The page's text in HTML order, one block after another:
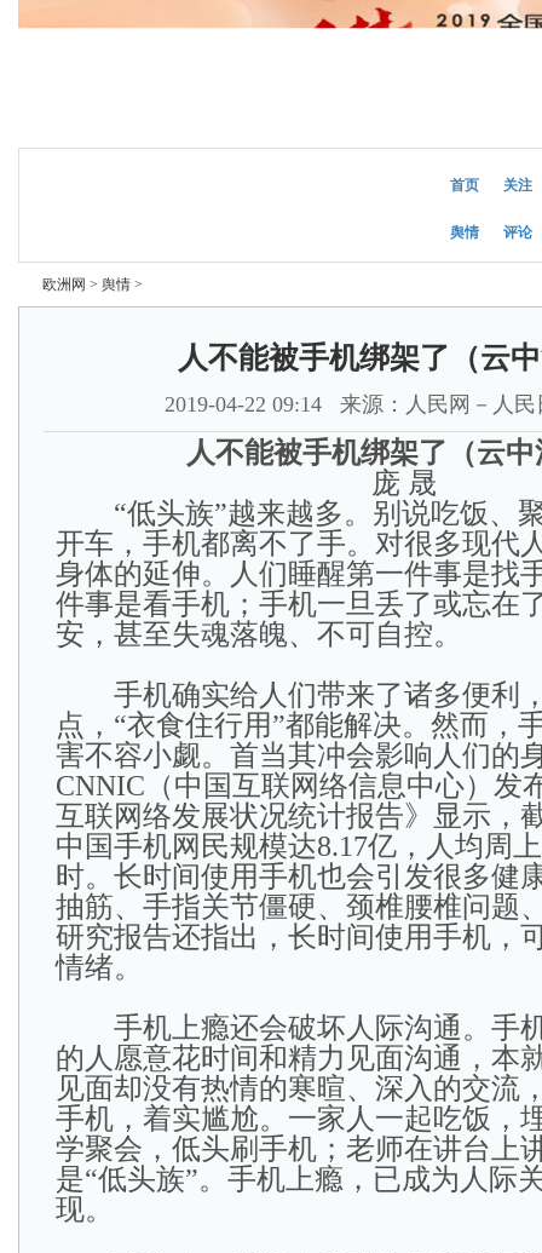
首页 关注
舆情 评论
欧洲网 > 舆情 >
人不能被手机绑架了（云
2019-04-22 09:14 来源：人民网－人民
人不能被手机绑架了（云
庞 晟
“低头族”越来越多。别说吃饭、
开车，手机都离不了手。对很多现代
身体的延伸。人们睡醒第一件事是找
件事是看手机；手机一旦丢了或忘在
安，甚至失魂落魄、不可自控。
手机确实给人们带来了诸多便利
点，“衣食住行用”都能解决。然而，
害不容小觑。首当其冲会影响人们的
CNNIC（中国互联网络信息中心）发
互联网络发展状况统计报告》显示，
中国手机网民规模达8.17亿，人均周
时。长时间使用手机也会引发很多健
抽筋、手指关节僵硬、颈椎腰椎问题
研究报告还指出，长时间使用手机，
情绪。
手机上瘾还会破坏人际沟通。手
的人愿意花时间和精力见面沟通，本
见面却没有热情的寒暄、深入的交流
手机，着实尴尬。一家人一起吃饭，
学聚会，低头刷手机；老师在讲台上
是“低头族”。手机上瘾，已成为人际
现。